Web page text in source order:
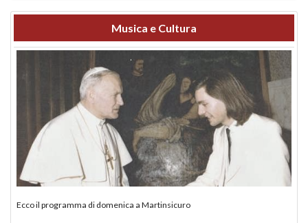
Musica e Cultura
Ecco il programma di domenica a Martinsicuro